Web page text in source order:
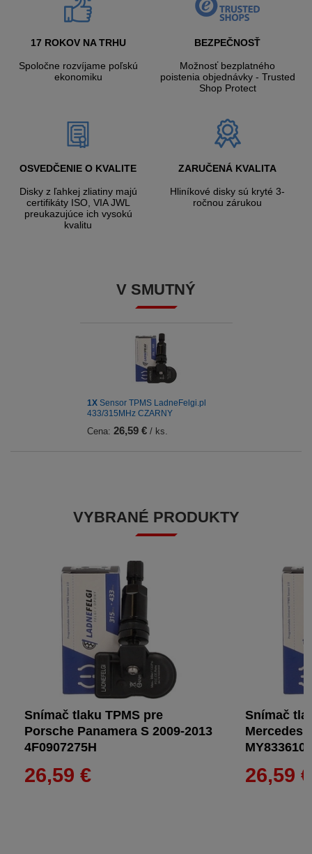
17 ROKOV NA TRHU
Spoločne rozvíjame poľskú
ekonomiku
BEZPEČNOSŤ
Možnosť bezplatného
poistenia objednávky - Trusted
Shop Protect
OSVEDČENIE O KVALITE
Disky z ľahkej zliatiny majú
certifikáty ISO, VIA JWL
preukazujúce ich vysokú
kvalitu
ZARUČENÁ KVALITA
Hliníkové disky sú kryté 3-
ročnou zárukou
V SMUTNÝ
1X Sensor TPMS LadneFelgi.pl
433/315MHz CZARNY
Cena: 26,59 €/ ks.
VYBRANÉ PRODUKTY
Snímač tlaku TPMS pre
Porsche Panamera S 2009-2013
4F0907275H
26,59 €
Snímač
Mercedes
26,59 €